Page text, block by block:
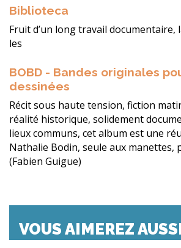
Biblioteca
Fruit d’un long travail documentaire,
les
BOBD - Bandes originales
dessinées
Récit sous haute tension, fiction
réalité historique, solidement
lieux communs, cet album est une
Nathalie Bodin, seule aux manettes,
(Fabien Guigue)
VOUS AIMEREZ